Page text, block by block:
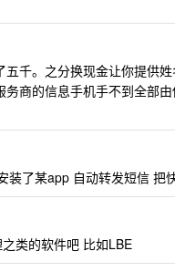
千。之分换现金让你提供
商的信息手机手不到全部
装了某app 自动转发短信 把
类的软件吧 比如LBE